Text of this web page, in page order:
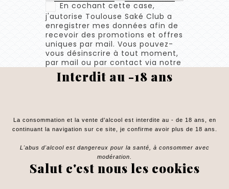
Interdit au -18 ans
La consommation et la vente d'alcool est interdite au - de 18 ans, en
continuant la navigation sur ce site, je confirme avoir plus de 18 ans.
L'abus d'alcool est dangereux pour la santé, à consommer avec
modération.
Salut c'est nous les cookies
En cochant cette case,
j'autorise Toulouse Saké Club a
enregistrer mes données afin de
recevoir des promotions et offres
uniques par mail. Vous pouvez-
vous désinscrire à tout moment,
par mail ou par contact via notre
formulaire en ligne.